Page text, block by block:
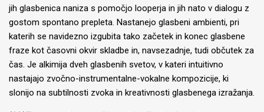
jih glasbenica naniza s pomočjo looperja in jih nato v dialogu z
gostom spontano prepleta. Nastanejo glasbeni ambienti, pri
katerih se navidezno izgubita tako začetek in konec glasbene
fraze kot časovni okvir skladbe in, navsezadnje, tudi občutek za
čas. Je alkimija dveh glasbenih svetov, v kateri intuitivno
nastajajo zvočno-instrumentalne-vokalne kompozicije, ki
slonijo na subtilnosti zvoka in kreativnosti glasbenega izražanja.